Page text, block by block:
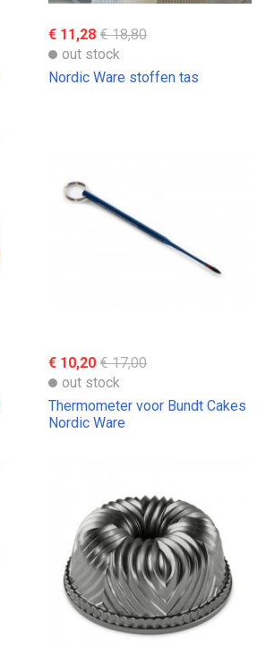
€ 11,28 € 18,80
out stock
Nordic Ware stoffen tas
€ 10,20 € 17,00
out stock
Thermometer voor Bundt Cakes
Nordic Ware